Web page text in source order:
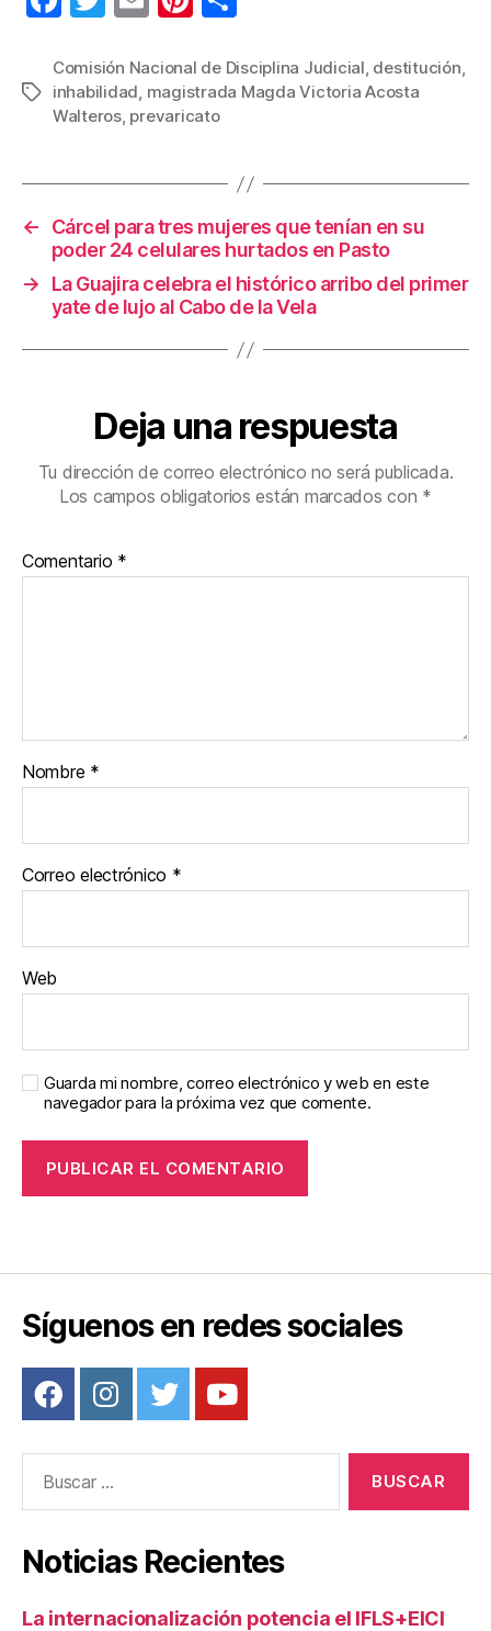
c
e
o
o
k
tt
er
ail er
e
m
p
tir
Etiquetas
Comisión Nacional de Disciplina Judicial, destitución,
inhabilidad, magistrada Magda Victoria Acosta
Walteros, prevaricato
←
Cárcel para tres mujeres que tenían en su
poder 24 celulares hurtados en Pasto
→
La Guajira celebra el histórico arribo del primer
yate de lujo al Cabo de la Vela
Deja una respuesta
Tu dirección de correo electrónico no será publicada.
Los campos obligatorios están marcados con *
Comentario *
Nombre *
Correo electrónico *
Web
Guarda mi nombre, correo electrónico y web en este
navegador para la próxima vez que comente.
Síguenos en redes sociales
Noticias Recientes
La internacionalización potencia el IFLS+EICI